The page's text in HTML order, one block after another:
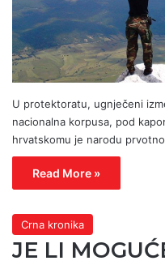
U protektoratu, ugnječeni
nacionalna korpusa, pod
hrvatskomu je narodu
Read More »
Crna kronika
JE LI